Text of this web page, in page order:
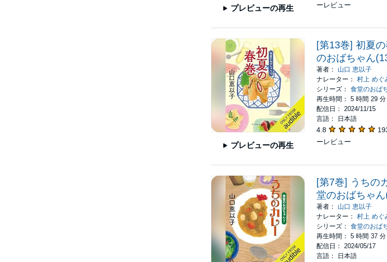
プレビューの再生
ーレビュー
プレビューの再生
[第13巻] 初夏
のおばちゃん
著者： 山口 恵以子
ナレーター：村上 めぐ
シリーズ：食堂のおば
再生時間： 5 時間 29 分
配信日： 2024/11/15
言語： 日本語
4.8
ーレビュー
[第7巻] うちの
堂のおばちゃ
著者： 山口 恵以子
ナレーター：村上 めぐ
シリーズ：食堂のおば
再生時間： 5 時間 37 分
配信日： 2024/05/17
言語： 日本語